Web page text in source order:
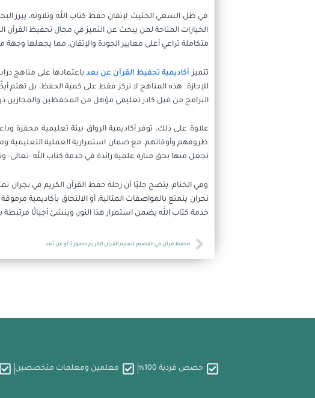
في ظل السعي الحثيث لإتقان حفظ كتاب الله وتلاوته، يبرز
الخيارات المتاحة لمن يبحث عن التميز في مجال تحفيظ
متكاملة تراعي أعلى معايير الجودة والإتقان، مما يجعلها وجهة
تتميز أكاديمية تحفيظ القرآن عن بعدباعتمادها على مناهج
للإجازة. هذه المناهج لا تركز فقط على كمية الحفظ، بل تهتم
البرامج من قبل كادر تعليمي مؤهل من المحفظين والمجازين ذوي
علاوة على ذلك، توفر أكاديمية الرواق بيئة تعليمية محفزة
ظروفهم وأوقاتهم، مع ضمان استمرارية العملية التعليمية
تجعل منها بحق منارة علمية رائدة في خدمة كتاب الله -تعالى-
وفي الختام: يتضح جليًا أن رحلة حفظ القرآن الكريم في نجران
نجران يتمتع بالمواصفات المثالية، أو الالتحاق بأكاديمية
خدمة كتاب الله يضمن استمرار هذا النور، وينشئ أجيالًا مرتبطة
Prev
محفظ قرآن في القصيم لتعليم القرآن الكريم حضوريًا أو عن بُعد
حصص فردية 100% معلمين ومعلمات متخصصين